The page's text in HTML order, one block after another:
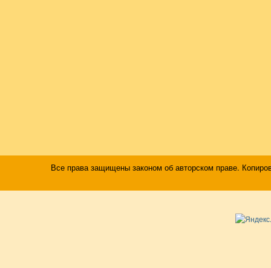
Все права защищены законом об авторском праве.